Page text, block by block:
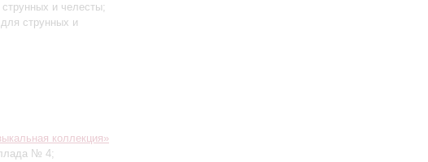
и челесты;
струнных и
коллекция»
№ 4;